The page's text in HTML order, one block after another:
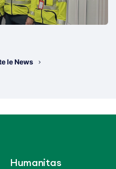
le News
Humanitas